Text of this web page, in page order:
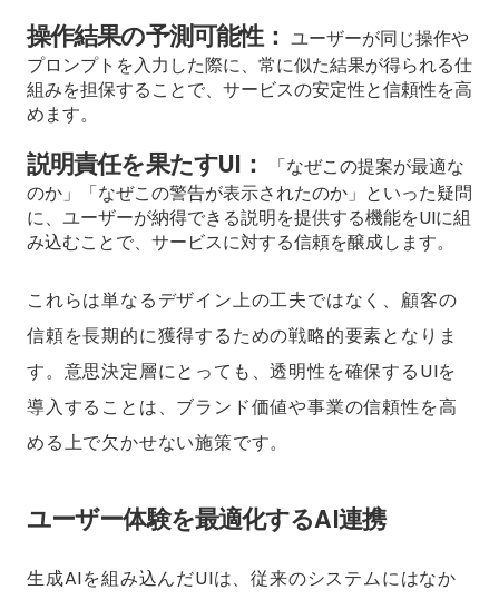
操作結果の予測可能性： ユーザーが同じ操作や
プロンプトを入力した際に、常に似た結果が得られる仕
組みを担保することで、サービスの安定性と信頼性を高
めます。
説明責任を果たすUI：
「なぜこの提案が最適な
のか」「なぜこの警告が表示されたのか」といった疑問
に、ユーザーが納得できる説明を提供する機能をUIに組
み込むことで、サービスに対する信頼を醸成します。
これらは単なるデザイン上の工夫ではなく、顧客の
信頼を長期的に獲得するための戦略的要素となりま
す。意思決定層にとっても、透明性を確保するUIを
導入することは、ブランド価値や事業の信頼性を高
める上で欠かせない施策です。
ユーザー体験を最適化するAI連携
生成AIを組み込んだUIは、従来のシステムにはなか